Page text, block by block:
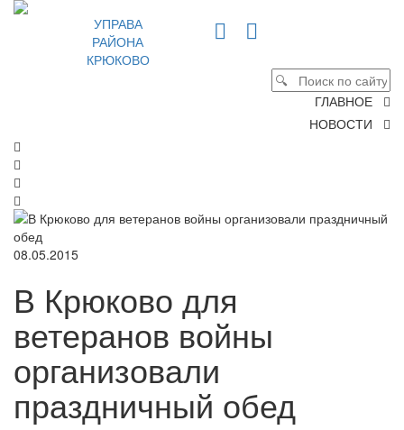
УПРАВА
РАЙОНА
КРЮКОВО
ГЛАВНОЕ
НОВОСТИ
08.05.2015
В Крюково для
ветеранов войны
организовали
праздничный обед